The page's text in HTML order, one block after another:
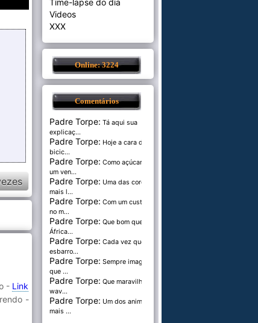
- Link
-
Time-lapse do dia
Videos
XXX
Online: 3224
Comentários
Padre Torpe: Tá aqui sua
explicaç...
Padre Torpe: Hoje a cara de
bicic...
Padre Torpe: Como açúcar é
um ven...
Padre Torpe: Uma das cores
mais l...
Padre Torpe: Com um custo de
no m...
Padre Torpe: Que bom que a
África...
Padre Torpe: Cada vez que
esbarro...
Padre Torpe: Sempre imaginei
que ...
Padre Torpe: Que maravilha de
wav...
Padre Torpe: Um dos animais
mais ...